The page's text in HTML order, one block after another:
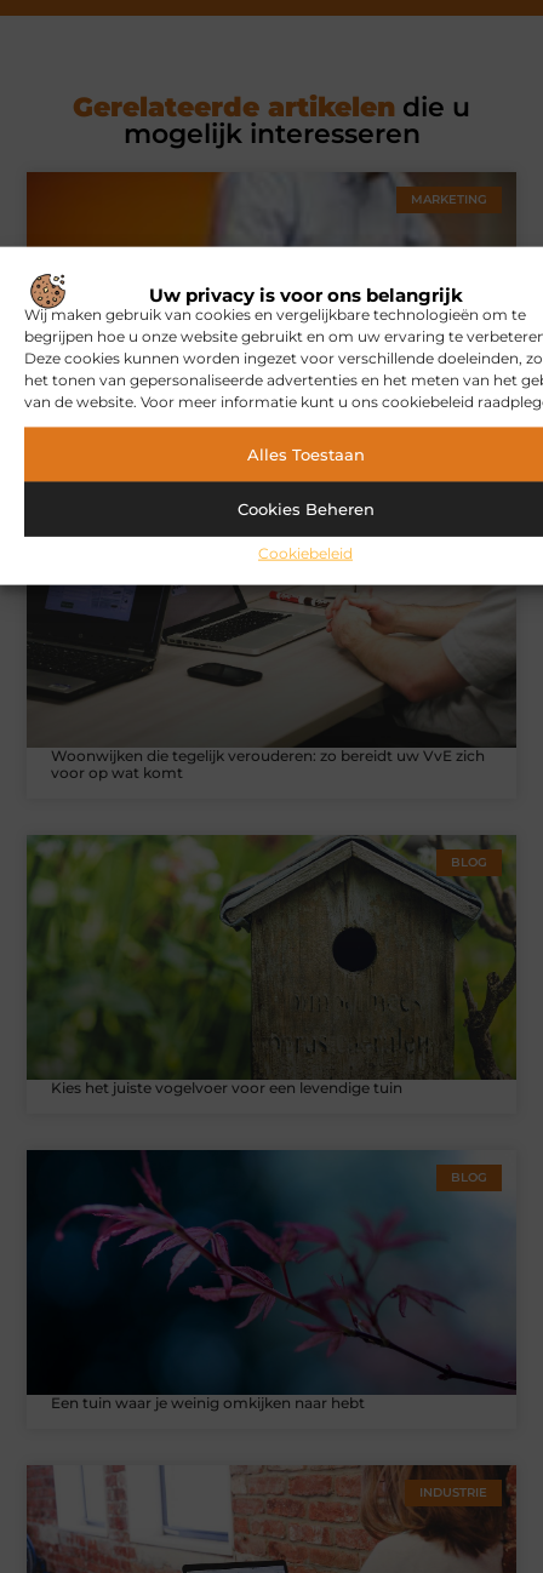
Uw privacy is voor ons belangrijk
Wij maken gebruik van cookies en vergelijkbare technologieën om te
begrijpen hoe u onze website gebruikt en om uw ervaring te
Deze cookies kunnen worden ingezet voor verschillende doeleinden,
het tonen van gepersonaliseerde advertenties en het meten van het
van de website. Voor meer informatie kunt u ons cookiebeleid
Alles Toestaan
Cookies Beheren
Cookiebeleid
Gerelateerde artikelen die u
mogelijk interesseren
MARKETING
Hoe u een webshop laat bouwen die klaar is voor
Woonwijken die tegelijk verouderen: zo bereidt uw VvE zich
voor op wat komt
BLOG
Kies het juiste vogelvoer voor een levendige tuin
BLOG
Een tuin waar je weinig omkijken naar hebt
INDUSTRIE